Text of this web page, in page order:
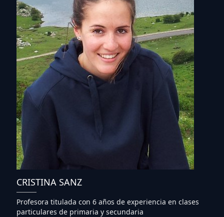
CRISTINA SANZ
Profesora titulada con 6 años de experiencia en clases
particulares de primaria y secundaria